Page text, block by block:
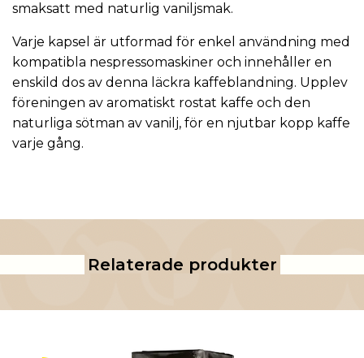
smaksatt med naturlig vaniljsmak.
Varje kapsel är utformad för enkel användning med
kompatibla nespressomaskiner och innehåller en
enskild dos av denna läckra kaffeblandning. Upplev
föreningen av aromatiskt rostat kaffe och den
naturliga sötman av vanilj, för en njutbar kopp kaffe
varje gång.
Relaterade produkter